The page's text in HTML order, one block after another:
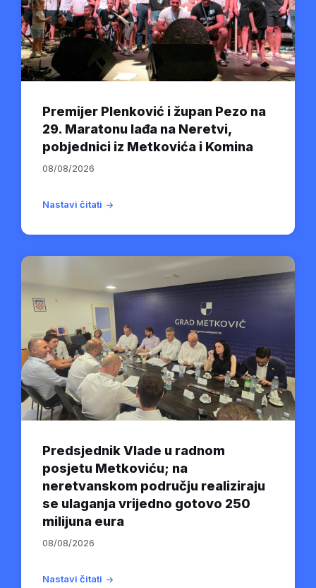
Premijer Plenković i župan Pezo na
29. Maratonu lađa na Neretvi,
pobjednici iz Metkovića i Komina
08/08/2026
Nastavi čitati
Predsjednik Vlade u radnom
posjetu Metkoviću; na
neretvanskom području realiziraju
se ulaganja vrijedno gotovo 250
milijuna eura
08/08/2026
Nastavi čitati